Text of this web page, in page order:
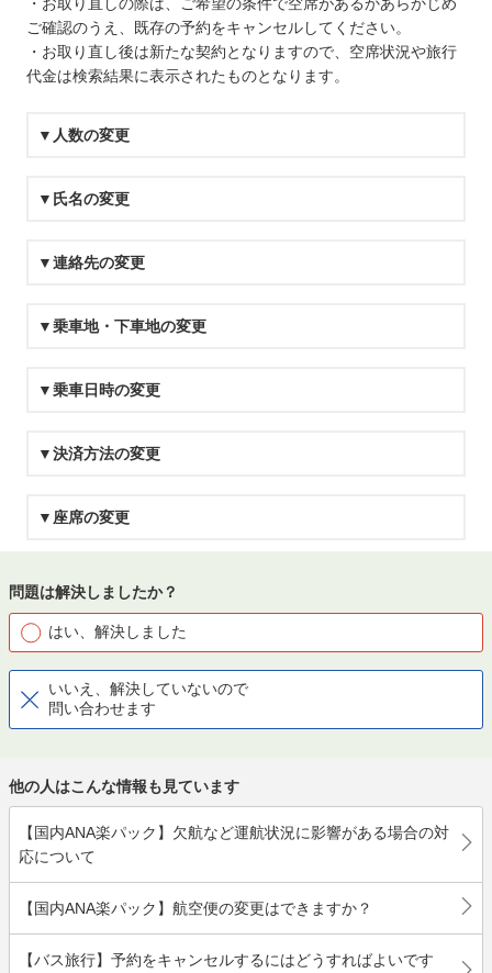
ご確認のうえ、既存の予約をキャンセルしてください。
・お取り直し後は新たな契約となりますので、空席状況や旅行
代金は検索結果に表示されたものとなります。
▼人数の変更
▼氏名の変更
▼連絡先の変更
▼乗車地・下車地の変更
▼乗車日時の変更
▼決済方法の変更
▼座席の変更
問題は解決しましたか？
はい、解決しました
いいえ、解決していないので
問い合わせます
他の人はこんな情報も見ています
【国内ANA楽パック】欠航など運航状況に影響がある場合の対
応について
【国内ANA楽パック】航空便の変更はできますか？
【バス旅行】予約をキャンセルするにはどうすればよいです